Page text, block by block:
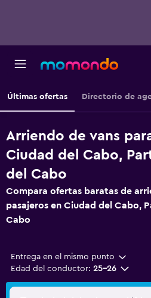
Últimas ofertas Directorio de
Arriendo de vans
Ciudad del Cabo,
del Cabo
Compara ofertas baratas de
pasajeros en Ciudad del Cabo,
Cabo
Entrega en el mismo punto
Edad del conductor: 25-26